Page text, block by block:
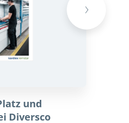
und
Diversco
Next